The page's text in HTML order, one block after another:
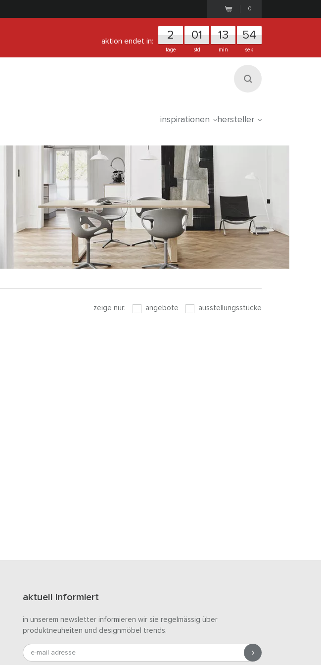
0
aktion endet in: 2
tage
01
std
13
min
53
sek
inspirationen hersteller
zeige nur: angebote ausstellungsstücke
aktuell informiert
in unserem newsletter informieren wir sie regelmässig über
produktneuheiten und designmöbel trends.
e-mail adresse